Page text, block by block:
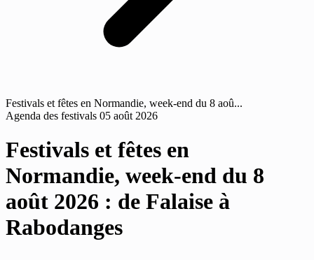
Festivals et fêtes en Normandie, week-end du 8 aoû...
Agenda des festivals 05 août 2026
Festivals et fêtes en
Normandie, week-end du 8
août 2026 : de Falaise à
Rabodanges